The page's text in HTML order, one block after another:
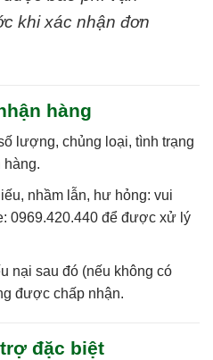
khi xác nhận đơn
hàng
lượng, chủng loại, tình trạng
hàng.
nhầm lẫn, hư hỏng: vui
0969.420.440để được xử lý
nại sau đó (nếu không có
được chấp nhận.
đặc biệt